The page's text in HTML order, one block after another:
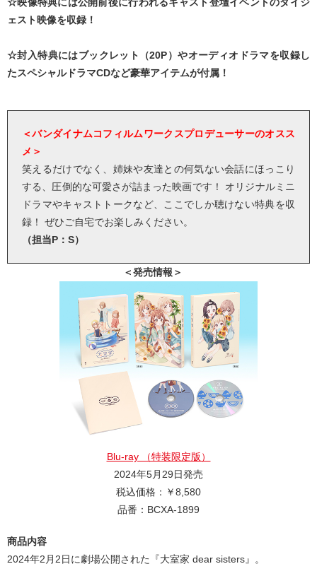
ェスト映像を収録！
☆封入特典にはブックレット（20P）やオーディオドラマを収録し
たスペシャルドラマCDなど豪華アイテムが付属！
＜バンダイナムコフィルムワークスプロデューサーのオスス
メ＞
笑えるだけでなく、姉妹や友達との何気ない会話にほっこり
する、圧倒的な可愛さが詰まった映画です！ オリジナルミニ
ドラマやキャストトークなど、ここでしか聴けない特典を収
録！ ぜひご自宅でお楽しみください。
（担当P：S）
＜発売情報＞
Blu-ray （特装限定版）
2024年5月29日発売
税込価格：￥8,580
品番：BCXA-1899
商品内容
2024年2月2日に劇場公開された『大室家 dear sisters』。